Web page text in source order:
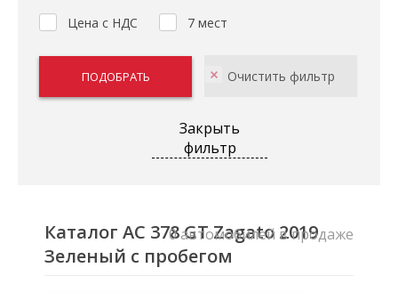
Цена с НДС 7 мест
Закрыть
фильтр
Каталог AC 378 GT Zagato 2019
Зеленый с пробегом
0 автомобилей в продаже